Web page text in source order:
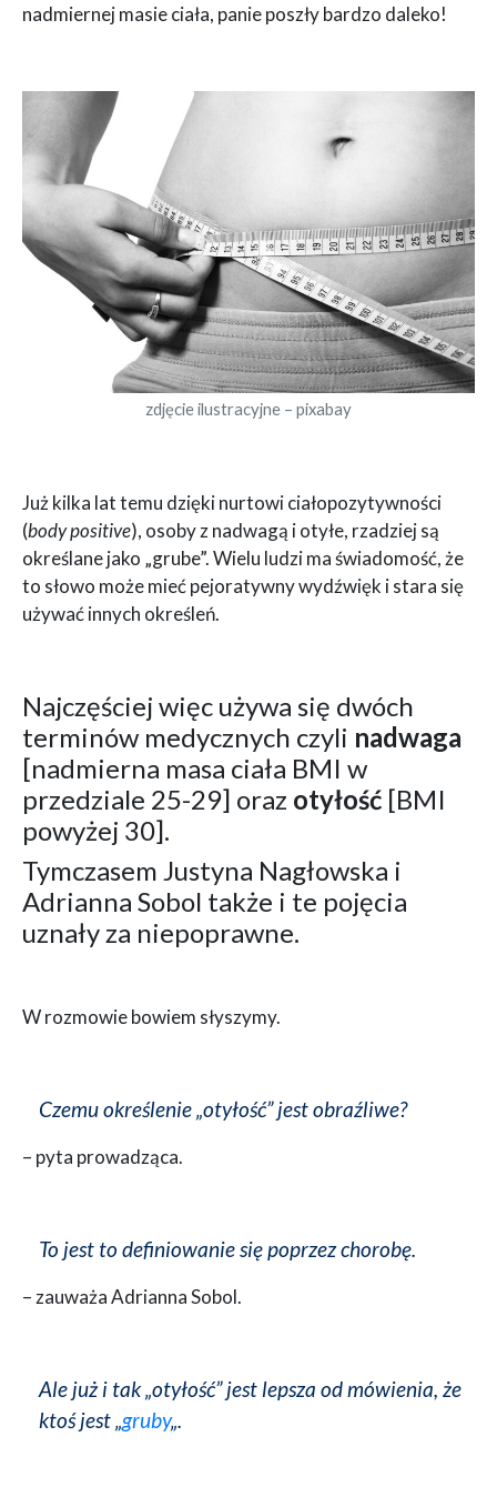
nadmiernej masie ciała, panie poszły bardzo daleko!
zdjęcie ilustracyjne – pixabay
Już kilka lat temu dzięki nurtowi ciałopozytywności
(body positive), osoby z nadwagą i otyłe, rzadziej są
określane jako „grube”. Wielu ludzi ma świadomość, że
to słowo może mieć pejoratywny wydźwięk i stara się
używać innych określeń.
Najczęściej więc używa się dwóch
terminów medycznych czyli nadwaga
[nadmierna masa ciała BMI w
przedziale 25-29] oraz otyłość [BMI
powyżej 30].
Tymczasem Justyna Nagłowska i
Adrianna Sobol także i te pojęcia
uznały za niepoprawne.
W rozmowie bowiem słyszymy.
Czemu określenie „otyłość” jest obraźliwe?
– pyta prowadząca.
To jest to definiowanie się poprzez chorobę.
– zauważa Adrianna Sobol.
Ale już i tak „otyłość” jest lepsza od mówienia, że
ktoś jest „gruby„.